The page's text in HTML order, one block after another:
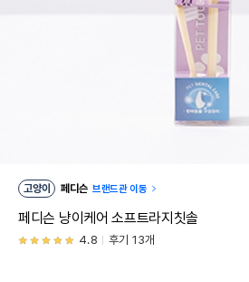
고양이 페디슨 브랜드관 이동
페디슨 냥이케어 소프트라지칫솔
4.8 후기 13개